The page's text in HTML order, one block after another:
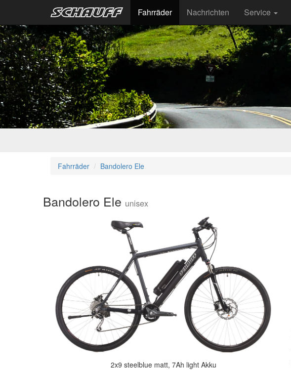
Fahrräder Nachrichten Service
Fahrräder Bandolero Ele
Bandolero Ele unisex
2x9 steelblue matt, 7Ah light Akku